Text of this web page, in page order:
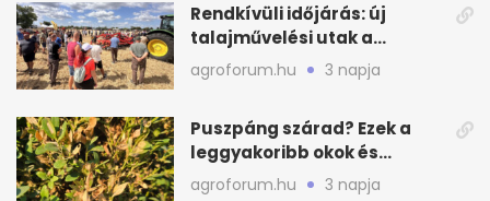
Rendkívüli időjárás: új
talajművelési utak a
gazdáknak
agroforum.hu 3 napja
Puszpáng szárad? Ezek a
leggyakoribb okok és
teendők
agroforum.hu 3 napja